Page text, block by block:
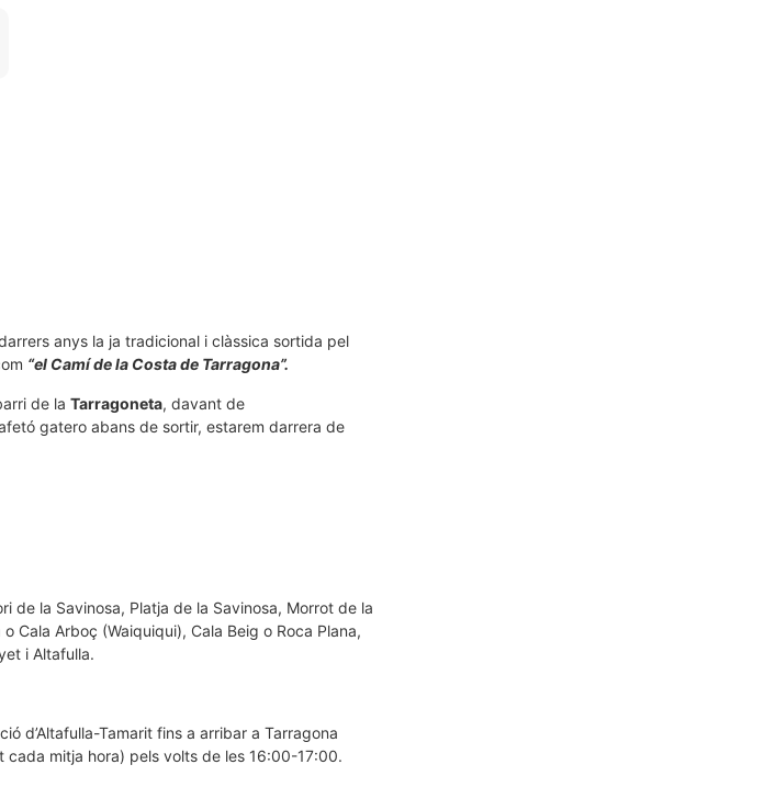
anys la ja tradicional i clàssica sortida pel
“el Camí de la Costa de Tarragona”.
de la Tarragoneta, davant de
gatero abans de sortir, estarem darrera de
de la Savinosa, Platja de la Savinosa, Morrot de la
Cala Arboç (Waiquiqui), Cala Beig o Roca Plana,
i Altafulla.
d’Altafulla-Tamarit fins a arribar a Tarragona
cada mitja hora) pels volts de les 16:00-17:00.